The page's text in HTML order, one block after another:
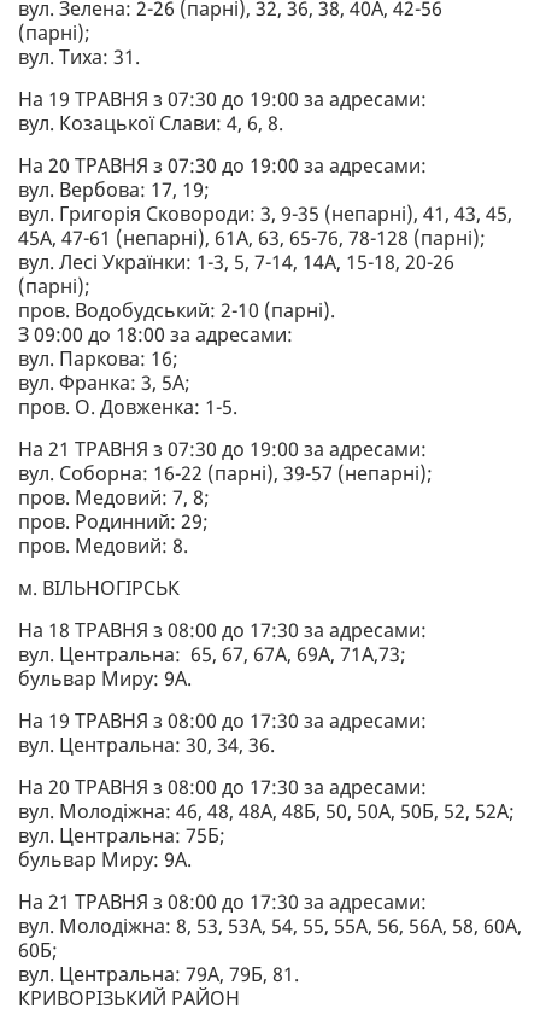
вул. Зелена: 2-26 (парні), 32, 36, 38, 40А, 42-56
(парні);
вул. Тиха: 31.
На 19 ТРАВНЯ з 07:30 до 19:00 за адресами:
вул. Козацької Слави: 4, 6, 8.
На 20 ТРАВНЯ з 07:30 до 19:00 за адресами:
вул. Вербова: 17, 19;
вул. Григорія Сковороди: 3, 9-35 (непарні), 41, 43, 45,
45А, 47-61 (непарні), 61А, 63, 65-76, 78-128 (парні);
вул. Лесі Українки: 1-3, 5, 7-14, 14А, 15-18, 20-26
(парні);
пров. Водобудський: 2-10 (парні).
З 09:00 до 18:00 за адресами:
вул. Паркова: 16;
вул. Франка: 3, 5А;
пров. О. Довженка: 1-5.
На 21 ТРАВНЯ з 07:30 до 19:00 за адресами:
вул. Соборна: 16-22 (парні), 39-57 (непарні);
пров. Медовий: 7, 8;
пров. Родинний: 29;
пров. Медовий: 8.
м. ВІЛЬНОГІРСЬК
На 18 ТРАВНЯ з 08:00 до 17:30 за адресами:
вул. Центральна: 65, 67, 67А, 69А, 71А,73;
бульвар Миру: 9А.
На 19 ТРАВНЯ з 08:00 до 17:30 за адресами:
вул. Центральна: 30, 34, 36.
На 20 ТРАВНЯ з 08:00 до 17:30 за адресами:
вул. Молодіжна: 46, 48, 48А, 48Б, 50, 50А, 50Б, 52, 52А;
вул. Центральна: 75Б;
бульвар Миру: 9А.
На 21 ТРАВНЯ з 08:00 до 17:30 за адресами:
вул. Молодіжна: 8, 53, 53А, 54, 55, 55А, 56, 56А, 58, 60А,
60Б;
вул. Центральна: 79А, 79Б, 81.
КРИВОРІЗЬКИЙ РАЙОН